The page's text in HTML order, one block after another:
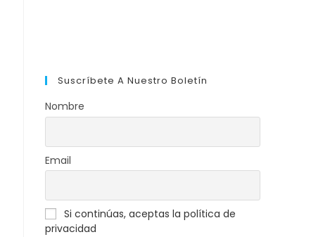
Suscríbete A Nuestro Boletín
Nombre
Email
Si continúas, aceptas la política de
privacidad